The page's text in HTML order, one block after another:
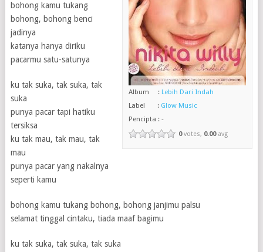
Album :Lebih Dari Indah
Label : Glow Music
Pencipta : -
0votes, 0.00avg
bohong kamu tukang
bohong, bohong benci
jadinya
katanya hanya diriku
pacarmu satu-satunya
ku tak suka, tak suka, tak
suka
punya pacar tapi hatiku
tersiksa
ku tak mau, tak mau, tak
mau
punya pacar yang nakalnya
seperti kamu
bohong kamu tukang bohong, bohong janjimu palsu
selamat tinggal cintaku, tiada maaf bagimu
ku tak suka, tak suka, tak suka